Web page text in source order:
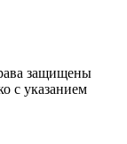
защищены
с указанием